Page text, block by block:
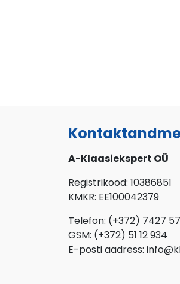
A-Klaasiekspert OÜ
Registrikood: 10386851
KMKR: EE100042379
Telefon: (+372) 7427
GSM: (+372) 51 12 934
E-posti aadress: